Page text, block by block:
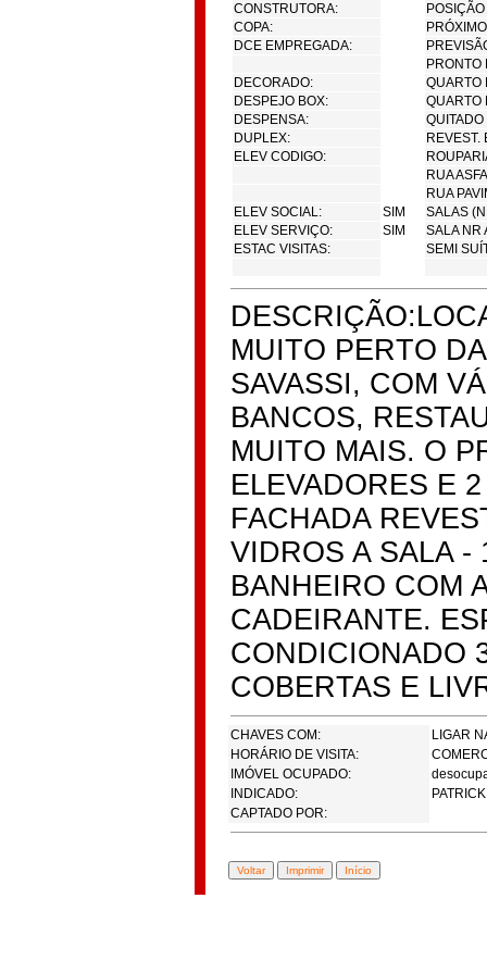
CONSTRUTORA:
COPA:
DCE EMPREGADA:
PRONTO
DECORADO:
QUARTO
DESPEJO BOX:
QUARTO
DESPENSA:
QUITADO
DUPLEX:
REVEST.
ELEV CODIGO:
RUA
RUA
ELEV SOCIAL:
SIM
SALAS
ELEV SERVIÇO:
SIM
SALA NR
ESTAC VISITAS:
SEMI
MUITO PERTO
SAVASSI, COM
BANCOS,
MUITO MAIS. O
ELEVADORES E
FACHADA
VIDROS A SALA -
BANHEIRO COM
CADEIRANTE.
CONDICIONADO
COBERTAS E
CHAVES COM:
LIGAR
HORÁRIO DE VISITA:
IMÓVEL OCUPADO:
INDICADO:
CAPTADO POR: